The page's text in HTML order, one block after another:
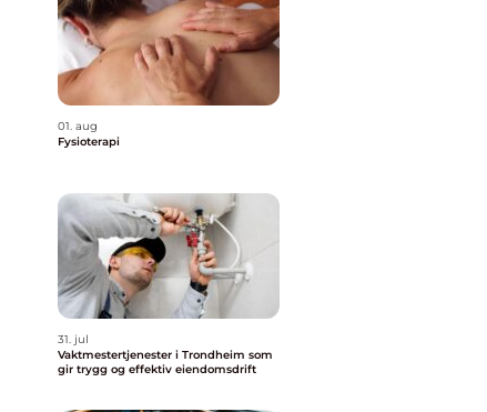
01. aug
Fysioterapi
31. jul
Vaktmestertjenester i Trondheim som
gir trygg og effektiv eiendomsdrift